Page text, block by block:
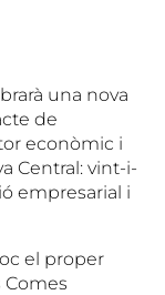
una nova
de
econòmic i
Central: vint-i-
empresarial i
el proper
Comes